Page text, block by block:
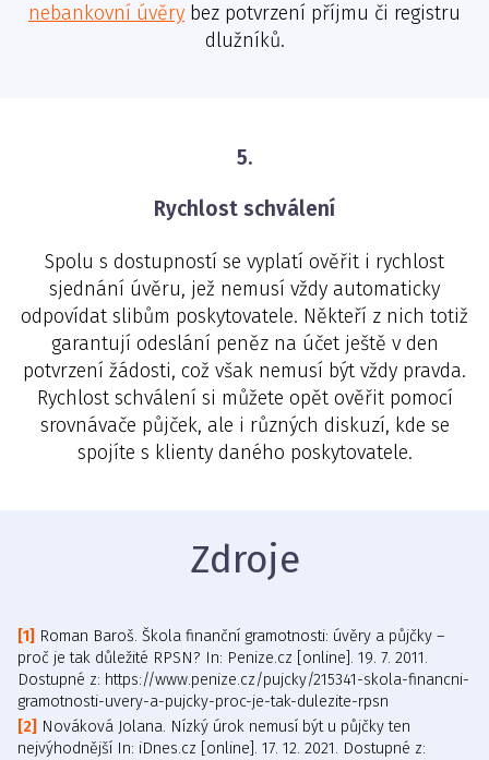
nebankovní úvěry bez potvrzení příjmu či registru
dlužníků.
5.
Rychlost schválení
Spolu s dostupností se vyplatí ověřit i rychlost
sjednání úvěru, jež nemusí vždy automaticky
odpovídat slibům poskytovatele. Někteří z nich totiž
garantují odeslání peněz na účet ještě v den
potvrzení žádosti, což však nemusí být vždy pravda.
Rychlost schválení si můžete opět ověřit pomocí
srovnávače půjček, ale i různých diskuzí, kde se
spojíte s klienty daného poskytovatele.
Zdroje
Roman Baroš. Škola finanční gramotnosti: úvěry a půjčky –
proč je tak důležité RPSN? In: Penize.cz [online]. 19. 7. 2011.
Dostupné z: https://www.penize.cz/pujcky/215341-skola-financni-
gramotnosti-uvery-a-pujcky-proc-je-tak-dulezite-rpsn
Nováková Jolana. Nízký úrok nemusí být u půjčky ten
nejvýhodnější In: iDnes.cz [online]. 17. 12. 2021. Dostupné z: